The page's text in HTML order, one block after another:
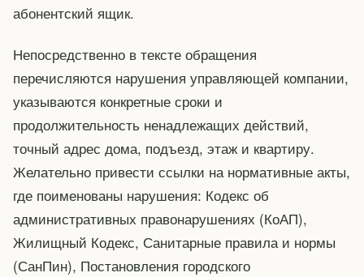
абонентский ящик.
Непосредственно в тексте обращения
перечисляются нарушения управляющей компании,
указываются конкретные сроки и
продолжительность ненадлежащих действий,
точный адрес дома, подъезд, этаж и квартиру.
Желательно привести ссылки на нормативные акты,
где поименованы нарушения: Кодекс об
административных правонарушениях (КоАП),
Жилищный Кодекс, Санитарные правила и нормы
(СанПин), Постановления городского